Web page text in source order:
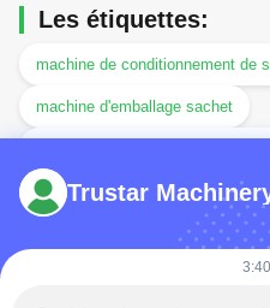
Les étiquettes:
machine de conditionnement de
machine d'emballage sachet
Produits
Trustar